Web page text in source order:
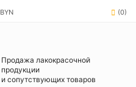
BYN (0)
Продажа лакокрасочной
продукции
и сопутствующих товаров